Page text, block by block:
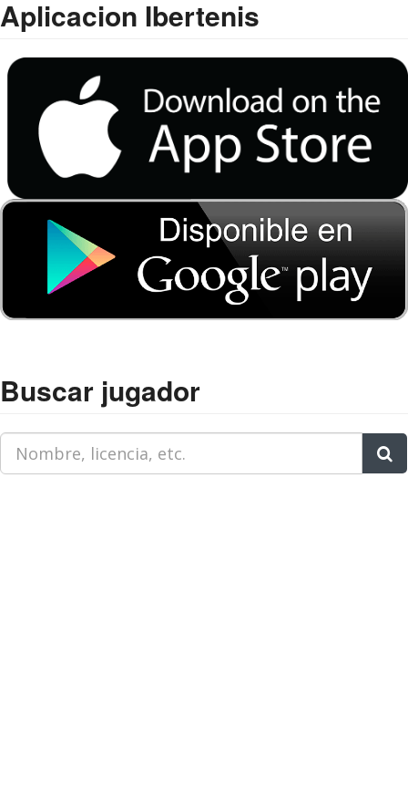
Aplicacion Ibertenis
Buscar jugador